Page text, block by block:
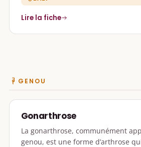
Lire la fiche
GENOU
Gonarthrose
La gonarthrose, communément
genou, est une forme d’arthrose